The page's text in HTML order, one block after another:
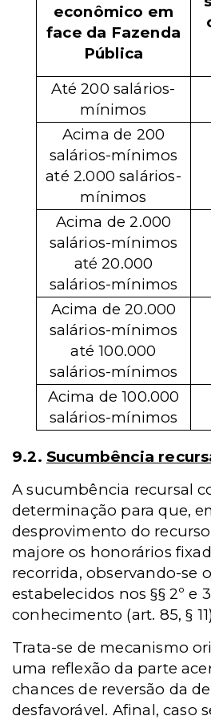
econômico em
face da Fazenda
Pública
Até 200 salários-
mínimos
Acima de 200
salários-mínimos
até 2.000 salários-
mínimos
Acima de 2.000
salários-mínimos
até 20.000
salários-mínimos
Acima de 20.000
salários-mínimos
até 100.000
salários-mínimos
Acima de 100.000
salários-mínimos
9.2. Sucumbência
A sucumbência recursal
determinação para que,
desprovimento do
majore os honorários
recorrida, observando-se
estabelecidos nos §§ 2º e
conhecimento (art. 85, §
Trata-se de mecanismo
uma reflexão da parte
chances de reversão da
desfavorável. Afinal, caso